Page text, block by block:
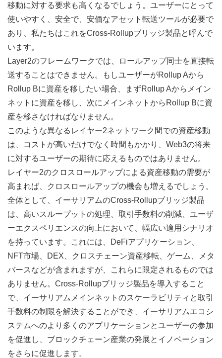
移動に対する要求も高くなるでしょう。ユーザーにとって
使いやすく、安全で、安価なアセット転送ツールが必要で
あり、私たちはこれをCross-Rollupブリッジ製品と呼んで
います。
Layer2のフレームワークでは、ロールアップ同士を直接転
送することはできません。もしユーザーがRollup Aから
Rollup Bに資産を移したい場合、まずRollup Aからメイン
ネットに資産を移し、次にメインネットからRollup Bに資
産を移さなければなりません。
このような異なるレイヤー2ネットワーク間での資産移動
は、コストが高いだけでなく時間もかかり、Web3の将来
に対するユーザーの期待に応えるものではありません。
レイヤー2のクロスロールアップによる資産移動の需要が
高まれば、クロスロールアップの機会も増えるでしょう。
全体として、イーサリアムのCross-Rollupブリッジ製品
は、高いスループットの処理、取引手数料の削減、ユーザ
ーエクスペリエンスの向上において、幅広い適用シナリオ
を持っています。これには、DeFiアプリケーション、
NFT市場、DEX、クロスチェーン資産移転、ゲーム、メタ
バースなどが含まれますが、これらに限定されるものでは
ありません。Cross-Rollupブリッジ製品を導入すること
で、イーサリアムメインネットのスケーラビリティと取引
手数料の制限を解決することができ、イーサリアムエコシ
ステムへのより多くのアプリケーションとユーザーの参加
を促進し、ブロックチェーン産業の発展とイノベーション
をさらに促進します。